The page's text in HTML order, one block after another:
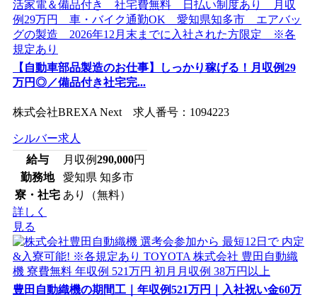
【自動車部品製造のお仕事】しっかり稼げる！月収例29
万円◎／備品付き社宅完...
株式会社BREXA Next 求人番号：1094223
シルバー求人
給与
月収例290,000円
勤務地
愛知県 知多市
寮・社宅 あり（無料）
詳しく
見る
豊田自動織機の期間工｜年収例521万円｜入社祝い金60万